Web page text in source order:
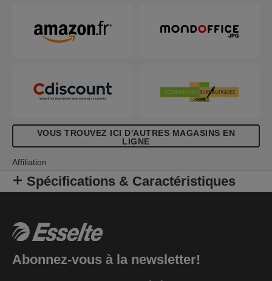
VOUS TROUVEZ ICI D'AUTRES MAGASINS EN
LIGNE
Affiliation
Spécifications & Caractéristiques
Abonnez-vous à la newsletter!